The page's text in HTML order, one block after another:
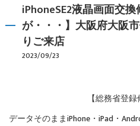
iPhoneSE2液晶画面交
が・・・】大阪府大阪
りご来店
2023/09/23
【総務省登録
データそのままiPhone・iPad・